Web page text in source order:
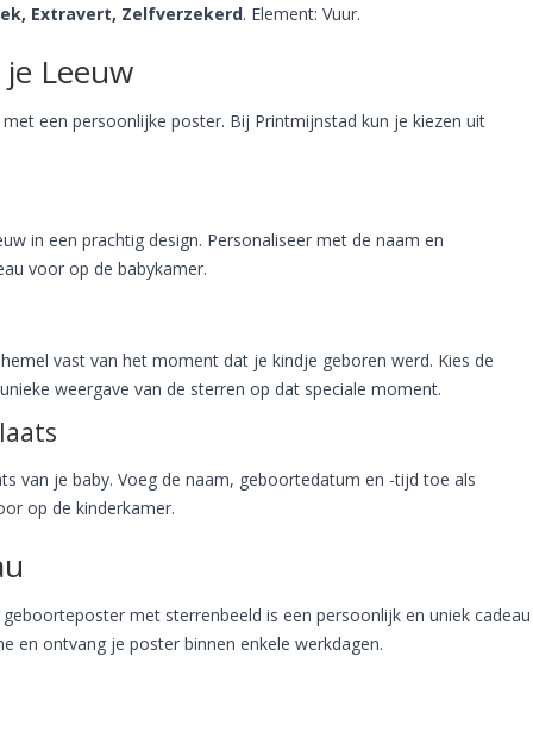
Extravert, Zelfverzekerd. Element: Vuur.
Leeuw
een persoonlijke poster. Bij Printmijnstad kun je kiezen uit
in een prachtig design. Personaliseer met de naam en
voor op de babykamer.
vast van het moment dat je kindje geboren werd. Kies de
weergave van de sterren op dat speciale moment.
van je baby. Voeg de naam, geboortedatum en -tijd toe als
op de kinderkamer.
met sterrenbeeld is een persoonlijk en uniek
en ontvang je poster binnen enkele werkdagen.